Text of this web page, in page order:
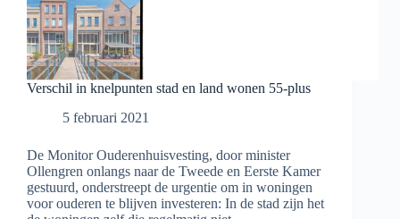
Verschil in knelpunten stad en land wonen 55-plus
5 februari 2021
De Monitor Ouderenhuisvesting, door minister
Ollengren onlangs naar de Tweede en Eerste Kamer
gestuurd, onderstreept de urgentie om in woningen
voor ouderen te blijven investeren: In de stad zijn het